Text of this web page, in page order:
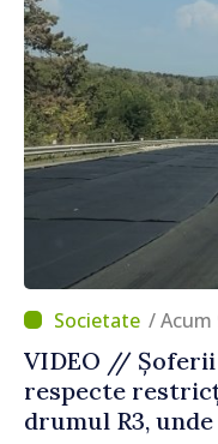
/
VIDEO //
respecte
drumul R3,